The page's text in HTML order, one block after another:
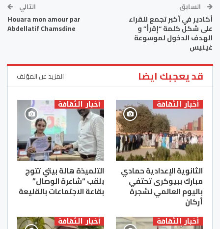
السابق
أكادير في أكبر تجمع للقراء
على شكل كلمة “إقرأ” و
الهدف الدخول لموسوعة
غينيس
التالي
Houara mon amour par
Abdellatif Chamsdine
قد يعجبك ايضا المزيد عن المؤلف
أخبار الثقافة
الثانوية الإعدادية حمادي
مبارك ببيوكرى تحتفي
باليوم العالمي لشجرة
أركان
أخبار الثقافة
التلميذة هالة بيتي تتوج
بلقب “شاعرة الوصال”
بقاعة الاجتماعات بالقليعة
أخبار الثقافة أخبار الثقافة